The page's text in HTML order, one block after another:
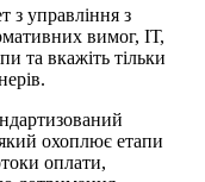
з управління з
вимог, ІТ,
та вкажіть тільки
охоплює етапи
оплати,